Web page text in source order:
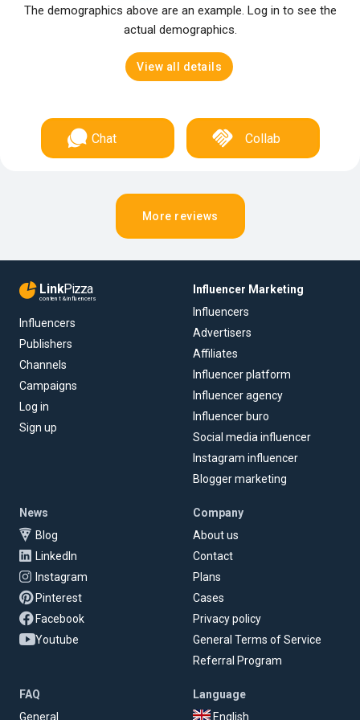
The demographics above are an example. Log in to see the
actual demographics.
View all details
Chat Collab
More reviews
LinkPizza
content & influencers
Influencers
Publishers
Channels
Campaigns
Log in
Sign up
Influencer Marketing
Influencers
Advertisers
Affiliates
Influencer platform
Influencer agency
Influencer buro
Social media influencer
Instagram influencer
Blogger marketing
News
Blog
LinkedIn
Instagram
Pinterest
Facebook
Youtube
Company
About us
Contact
Plans
Cases
Privacy policy
General Terms of Service
Referral Program
FAQ
General
Language
English